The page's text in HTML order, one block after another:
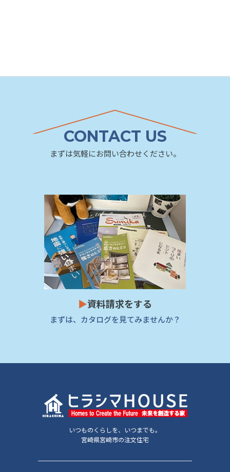
CONTACT US
まずは気軽にお問い合わせください。
▶資料請求をする
まずは、カタログを見てみませんか？
いつものくらしを、いつまでも。
宮崎県宮崎市の注文住宅